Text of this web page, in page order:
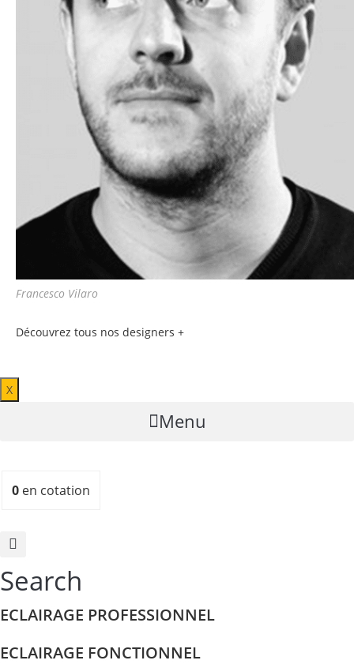
Francesco Vilaro
Découvrez tous nos designers +
X
Menu
0 en cotation
Search
ECLAIRAGE PROFESSIONNEL
ECLAIRAGE FONCTIONNEL